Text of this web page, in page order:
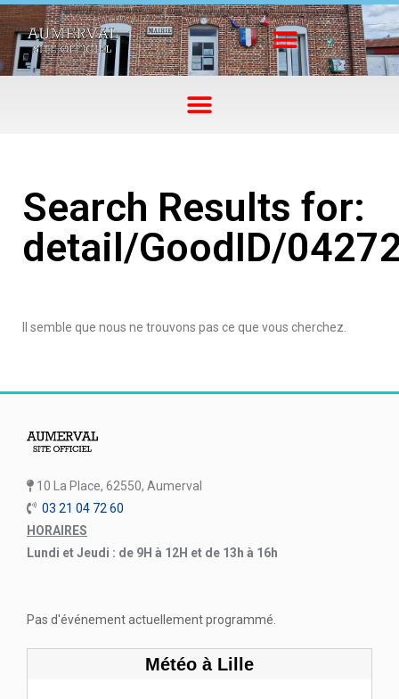
Search Results for:
detail/GoodID/
Il semble que nous ne trouvons pas ce que vous cherchez.
10 La Place, 62550, Aumerval
03 21 04 72 60
HORAIRES
Lundi et Jeudi : de 9H à 12H et de 13h à 16h
Pas d'événement actuellement programmé.
Météo à Lille